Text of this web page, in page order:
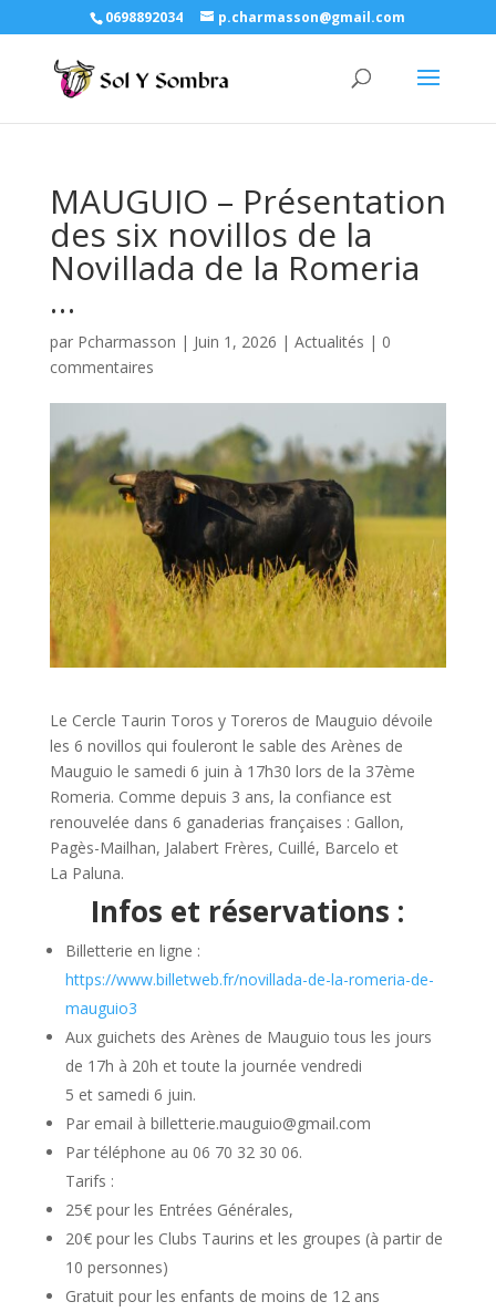
0698892034 p.charmasson@gmail.com
MAUGUIO – Présentation
des six novillos de la
Novillada de la Romeria
…
par Pcharmasson | Juin 1, 2026 | Actualités | 0
commentaires
Le Cercle Taurin Toros y Toreros de Mauguio dévoile
les 6 novillos qui fouleront le sable des Arènes de
Mauguio le samedi 6 juin à 17h30 lors de la 37ème
Romeria. Comme depuis 3 ans, la confiance est
renouvelée dans 6 ganaderias françaises : Gallon,
Pagès-Mailhan, Jalabert Frères, Cuillé, Barcelo et
La Paluna.
Infos et réservations :
Billetterie en ligne :
https://www.billetweb.fr/novillada-de-la-romeria-de-
mauguio3
Aux guichets des Arènes de Mauguio tous les jours
de 17h à 20h et toute la journée vendredi
5 et samedi 6 juin.
Par email à billetterie.mauguio@gmail.com
Par téléphone au 06 70 32 30 06.
Tarifs :
25€ pour les Entrées Générales,
20€ pour les Clubs Taurins et les groupes (à partir de
10 personnes)
Gratuit pour les enfants de moins de 12 ans